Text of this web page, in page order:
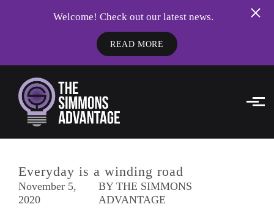
Skip to main content
Welcome! Check out our latest news.
READ MORE
Everyday is a winding road
November 5,
2020
BY THE SIMMONS
ADVANTAGE